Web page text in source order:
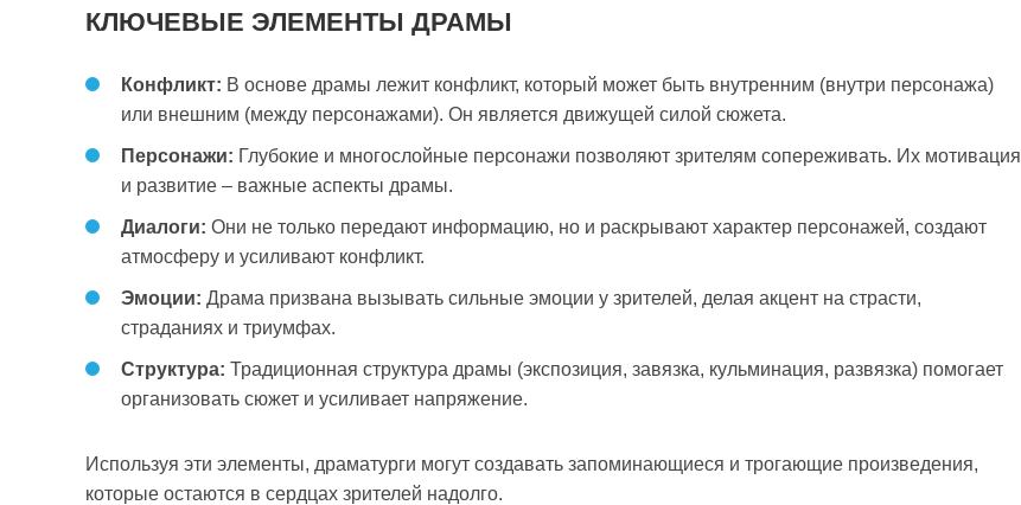
КЛЮЧЕВЫЕ ЭЛЕМЕНТЫ ДРАМЫ
Конфликт: В основе драмы лежит конфликт, который может быть внутренним (внутри персонажа)
или внешним (между персонажами). Он является движущей силой сюжета.
Персонажи: Глубокие и многослойные персонажи позволяют зрителям сопереживать. Их мотивация
и развитие – важные аспекты драмы.
Диалоги: Они не только передают информацию, но и раскрывают характер персонажей, создают
атмосферу и усиливают конфликт.
Эмоции: Драма призвана вызывать сильные эмоции у зрителей, делая акцент на страсти,
страданиях и триумфах.
Структура: Традиционная структура драмы (экспозиция, завязка, кульминация, развязка) помогает
организовать сюжет и усиливает напряжение.
Используя эти элементы, драматурги могут создавать запоминающиеся и трогающие произведения,
которые остаются в сердцах зрителей надолго.